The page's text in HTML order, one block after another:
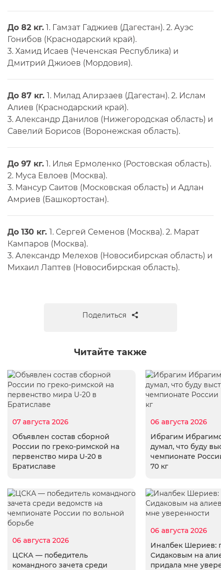
До 82 кг. 1. Гамзат Гаджиев (Дагестан). 2. Ауэс
Гонибов (Краснодарский край).
3. Хамид Исаев (Чеченская Республика) и
Дмитрий Джиоев (Мордовия).
До 87 кг. 1. Милад Алирзаев (Дагестан). 2. Ислам
Алиев (Краснодарский край).
3. Александр Данилов (Нижегородская область) и
Савелий Борисов (Воронежская область).
До 97 кг. 1. Илья Ермоленко (Ростовская область).
2. Муса Евлоев (Москва).
3. Мансур Саитов (Московская область) и Адлан
Амриев (Башкортостан).
До 130 кг. 1. Сергей Семенов (Москва). 2. Марат
Кампаров (Москва).
3. Александр Мелехов (Новосибирская область) и
Михаил Лаптев (Новосибирская область).
Поделиться
Читайте также
07 августа 2026
Объявлен состав сборной
России по греко-римской на
первенство мира U-20 в
Братиславе
06 августа 2026
Ибрагим
думал, что буду
чемпионате
70 кг
06 августа 2026
ЦСКА — победитель
командного зачета среди
06 августа 2026
Иналбек Шериев:
Сидаковым на
придала мне